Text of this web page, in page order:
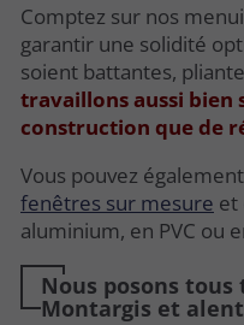
Comptez sur nos
garantir une solidité
soient battantes,
travaillons aussi bien
construction que de
Vous pouvez
fenêtres sur mesure et
aluminium, en PVC ou
Nous posons tous
Montargis et